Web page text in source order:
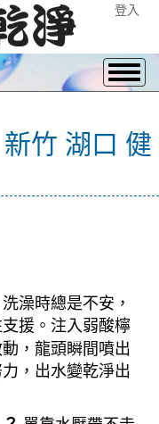
登入
竹 湖口 健
澡時總是不安，
援。注入弱酸檸
，龍頭瞬間噴出
，出水變乾淨出